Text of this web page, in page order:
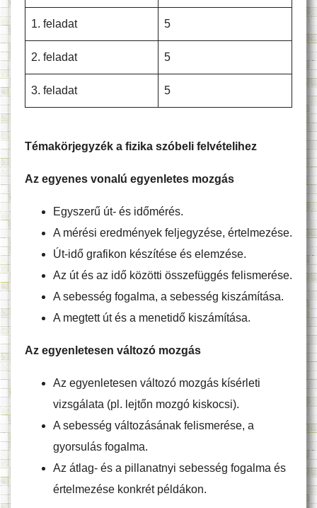
1. feladat 5
2. feladat 5
3. feladat 5
Témakörjegyzék a fizika szóbeli felvételihez
Az egyenes vonalú egyenletes mozgás
Egyszerű út- és időmérés.
A mérési eredmények feljegyzése, értelmezése.
Út-idő grafikon készítése és elemzése.
Az út és az idő közötti összefüggés felismerése.
A sebesség fogalma, a sebesség kiszámítása.
A megtett út és a menetidő kiszámítása.
Az egyenletesen változó mozgás
Az egyenletesen változó mozgás kísérleti
vizsgálata (pl. lejtőn mozgó kiskocsi).
A sebesség változásának felismerése, a
gyorsulás fogalma.
Az átlag- és a pillanatnyi sebesség fogalma és
értelmezése konkrét példákon.